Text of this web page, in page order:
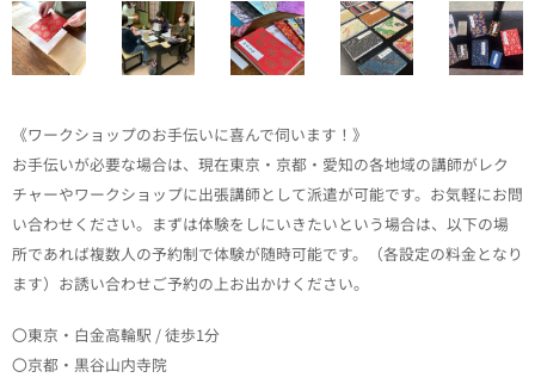
《ワークショップのお手伝いに喜んで伺います！》
お手伝いが必要な場合は、現在東京・京都・愛知の各地域の講師がレク
チャーやワークショップに出張講師として派遣が可能です。お気軽にお問
い合わせください。まずは体験をしにいきたいという場合は、以下の場
所であれば複数人の予約制で体験が随時可能です。（各設定の料金となり
ます）お誘い合わせご予約の上お出かけください。
〇東京・白金高輪駅 / 徒歩1分
〇京都・黒谷山内寺院